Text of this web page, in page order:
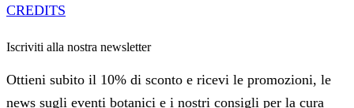
CREDITS
Iscriviti alla nostra newsletter
Ottieni subito il 10% di sconto e ricevi le promozioni, le
news sugli eventi botanici e i nostri consigli per la cura